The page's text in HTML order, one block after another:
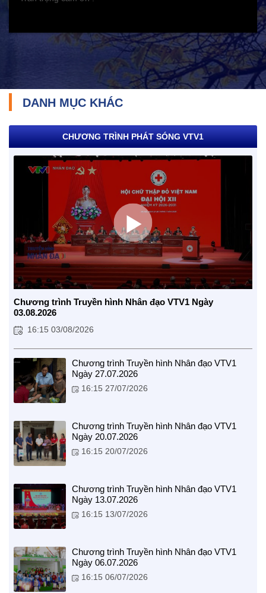
Y tế và sức khỏe
TRÁCH NHIỆM CỘNG ĐỒNG
Doanh nghiệp - Doanh nhân
Mô hình tiêu biểu
CUỘC SỐNG TƯƠI ĐẸP
Nối trọn yêu thương VTV1
Trái tim có nắng
NHỊP CẦU NHÂN ÁI
DANH MỤC KHÁC
CHƯƠNG TRÌNH PHÁT SÓNG VTV1
Chương trình Truyền hình Nhân đạo VTV1 Ngày
03.08.2026
16:15 03/08/2026
Chương trình Truyền hình Nhân đạo VTV1
Ngày 27.07.2026
16:15 27/07/2026
Chương trình Truyền hình Nhân đạo VTV1
Ngày 20.07.2026
16:15 20/07/2026
Chương trình Truyền hình Nhân đạo VTV1
Ngày 13.07.2026
16:15 13/07/2026
Chương trình Truyền hình Nhân đạo VTV1
Ngày 06.07.2026
16:15 06/07/2026